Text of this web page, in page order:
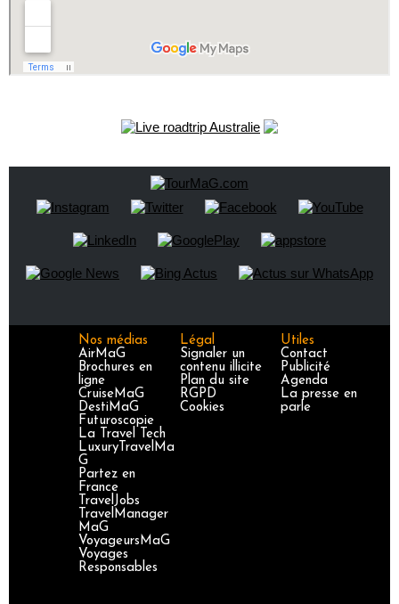
Nos médias
AirMaG
Brochures en
ligne
CruiseMaG
DestiMaG
Futuroscopie
La Travel Tech
LuxuryTravelMa
G
Partez en
France
TravelJobs
TravelManager
MaG
VoyageursMaG
Voyages
Responsables
Légal
Signaler un
contenu illicite
Plan du site
RGPD
Cookies
Utiles
Contact
Publicité
Agenda
La presse en
parle